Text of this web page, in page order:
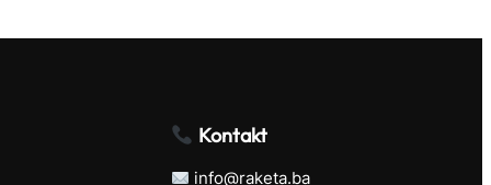
Kontakt
info@raketa.ba